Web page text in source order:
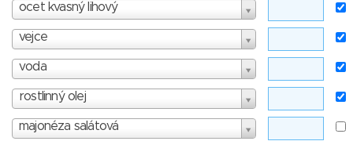
ocet kvasný lihový
vejce
voda
rostlinný olej
majonéza salátová